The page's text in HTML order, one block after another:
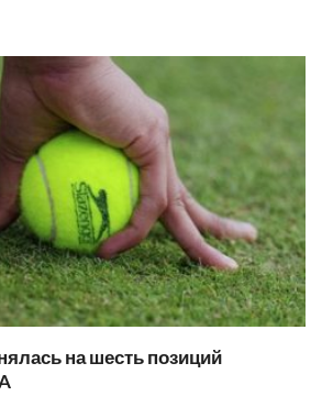
на шесть позиций